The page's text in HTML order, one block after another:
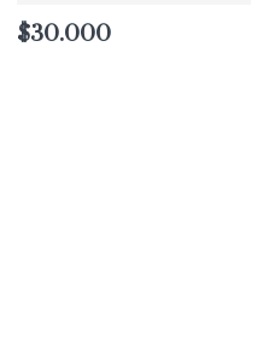
$30.000